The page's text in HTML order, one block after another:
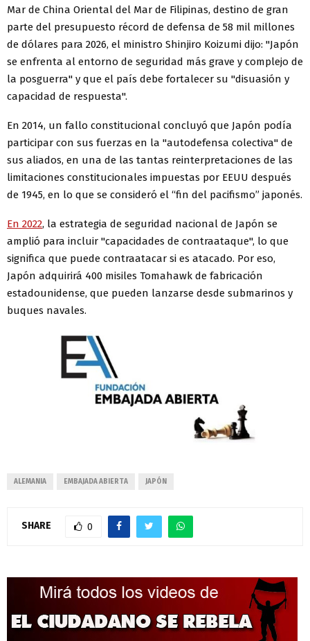
Mar de China Oriental del Mar de Filipinas, destino de gran
parte del presupuesto récord de defensa de 58 mil millones
de dólares para 2026, el ministro Shinjiro Koizumi dijo: "Japón
se enfrenta al entorno de seguridad más grave y complejo de
la posguerra" y que el país debe fortalecer su "disuasión y
capacidad de respuesta".
En 2014, un fallo constitucional concluyó que Japón podía
participar con sus fuerzas en la "autodefensa colectiva" de
sus aliados, en una de las tantas reinterpretaciones de las
limitaciones constitucionales impuestas por EEUU después
de 1945, en lo que se consideró el “fin del pacifismo” japonés.
En 2022, la estrategia de seguridad nacional de Japón se
amplió para incluir "capacidades de contraataque", lo que
significa que puede contraatacar si es atacado. Por eso,
Japón adquirirá 400 misiles Tomahawk de fabricación
estadounidense, que pueden lanzarse desde submarinos y
buques navales.
ALEMANIA EMBAJADA ABIERTA JAPÓN
SHARE 0